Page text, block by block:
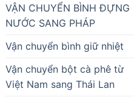
VẬN CHUYỂN BÌNH ĐỰNG
NƯỚC SANG PHÁP
Vận chuyển bình giữ nhiệt
Vận chuyển bột cà phê từ
Việt Nam sang Thái Lan